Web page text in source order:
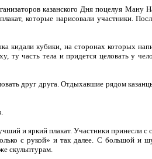
казанского Дня поцелуя Ману
которые нарисовали участники.
кидали кубики, на сторонах которых
часть тела и придется целовать у
друг друга. Отдыхавшие рядом
и яркий плакат. Участники принесли с
с рукой» и так далее. С большой и
скульптурам.